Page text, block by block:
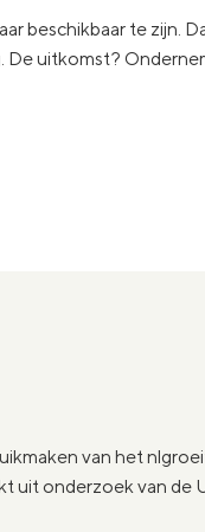
beschikbaar te zijn.
uitkomst?
van het
uit onderzoek van